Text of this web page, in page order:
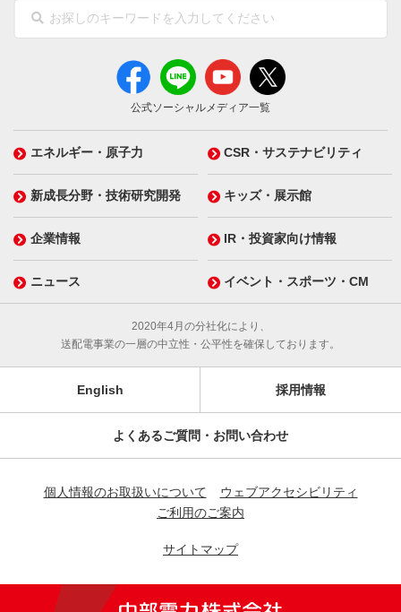
公式ソーシャルメディア一覧
エネルギー・原子力 CSR・サステナビリティ
新成長分野・技術研究開発 キッズ・展示館
企業情報 IR・投資家向け情報
ニュース イベント・スポーツ・CM
2020年4月の分社化により、
送配電事業の一層の中立性・公平性を確保しております。
English 採用情報
よくあるご質問・お問い合わせ
個人情報のお取扱いについて
ウェブアクセシビリティ
ご利用のご案内
サイトマップ